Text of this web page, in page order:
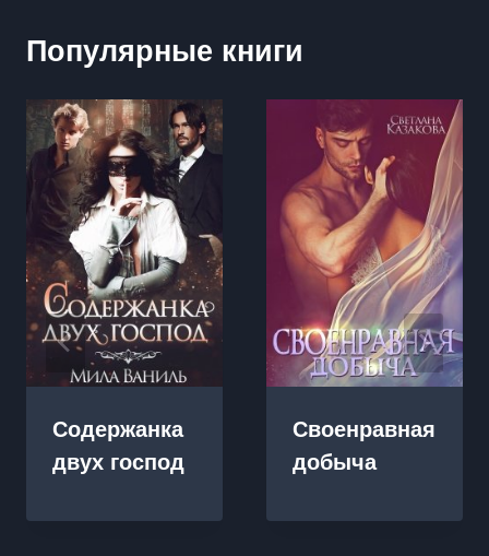
Популярные книги
Содержанка
двух господ
Своенравная
добыча